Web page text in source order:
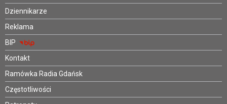
Dziennikarze
Reklama
BIP
Kontakt
Ramówka Radia Gdańsk
Częstotliwości